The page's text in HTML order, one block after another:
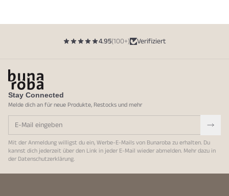
4.95(100+) Verifiziert
Stay Connected
Melde dich an für neue Produkte, Restocks und mehr
Mit der Anmeldung willigst du ein, Werbe-E-Mails von Bunaroba zu erhalten. Du
kannst dich jederzeit über den Link in jeder E-Mail wieder abmelden. Mehr dazu in
der Datenschutzerklärung.